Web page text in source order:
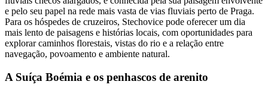
e pelo seu papel na rede mais vasta de vias fluviais perto de Praga.
Para os hóspedes de cruzeiros, Stechovice pode oferecer um dia
mais lento de paisagens e histórias locais, com oportunidades para
explorar caminhos florestais, vistas do rio e a relação entre
navegação, povoamento e ambiente natural.
A Suíça Boémia e os penhascos de arenito